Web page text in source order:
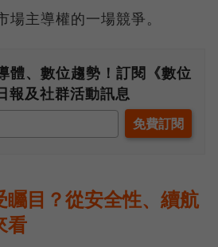
主導權的一場競爭。
體、數位趨勢！訂閱《數位
報及社群活動訊息
矚目？從安全性、續航
看